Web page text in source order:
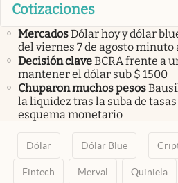
Cotizaciones
MercadosDólar hoy y dólar
del viernes 7 de agosto
Decisión claveBCRA frente a
mantener el dólar sub $ 1500
Chuparon muchos pesos
la liquidez tras la suba de
esquema monetario
Dólar Dólar Blue
Fintech Merval Quiniela